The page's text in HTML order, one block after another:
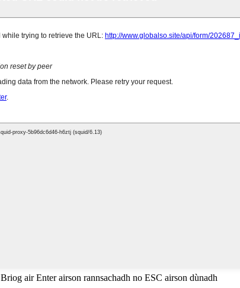
Briog air Enter airson rannsachadh no ESC airson dùnadh